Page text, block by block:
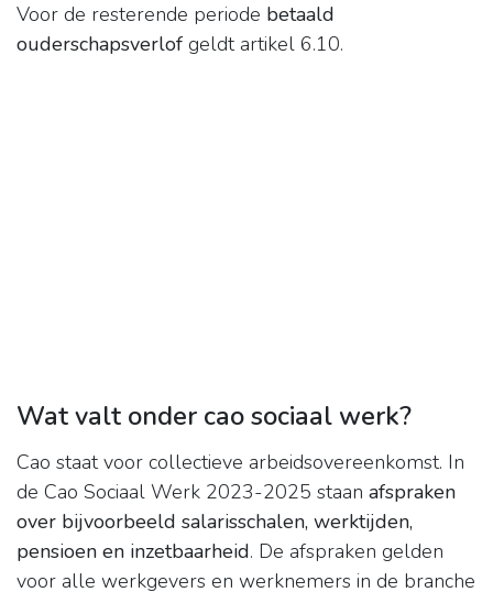
Voor de resterende periode betaald
ouderschapsverlof geldt artikel 6.10.
Wat valt onder cao sociaal werk?
Cao staat voor collectieve arbeidsovereenkomst. In
de Cao Sociaal Werk 2023-2025 staan afspraken
over bijvoorbeeld salarisschalen, werktijden,
pensioen en inzetbaarheid. De afspraken gelden
voor alle werkgevers en werknemers in de branche